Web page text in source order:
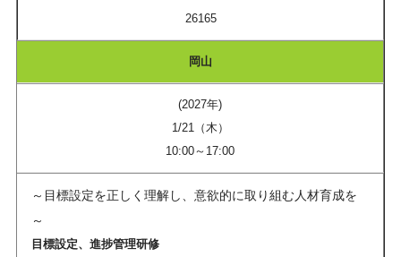
26165
岡山
(2027年)
1/21（木）
10:00～17:00
～目標設定を正しく理解し、意欲的に取り組む人材育成を
～
目標設定、進捗管理研修